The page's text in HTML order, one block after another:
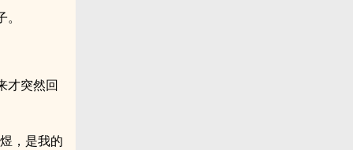
才突然回
，是我的